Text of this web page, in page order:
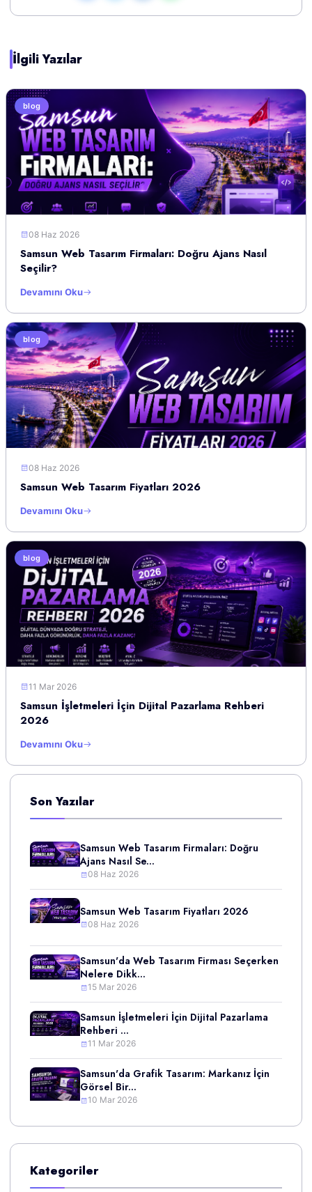
İlgili Yazılar
blog
08 Haz 2026
Samsun Web Tasarım Firmaları: Doğru Ajans Nasıl
Seçilir?
Devamını Oku
blog
08 Haz 2026
Samsun Web Tasarım Fiyatları 2026
Devamını Oku
blog
11 Mar 2026
Samsun İşletmeleri İçin Dijital Pazarlama Rehberi
2026
Devamını Oku
Son Yazılar
Samsun Web Tasarım Firmaları: Doğru
Ajans Nasıl Se...
08 Haz 2026
Samsun Web Tasarım Fiyatları 2026
08 Haz 2026
Samsun'da Web Tasarım Firması Seçerken
Nelere Dikk...
15 Mar 2026
Samsun İşletmeleri İçin Dijital Pazarlama
Rehberi ...
11 Mar 2026
Samsun'da Grafik Tasarım: Markanız İçin
Görsel Bir...
10 Mar 2026
Kategoriler